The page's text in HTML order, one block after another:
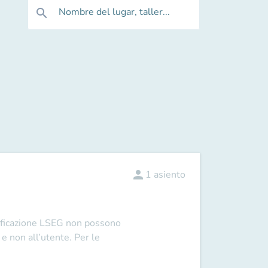
search Nombre del lugar, taller...
LSEG non possono
non all’utente. Per le
person 1 asiento